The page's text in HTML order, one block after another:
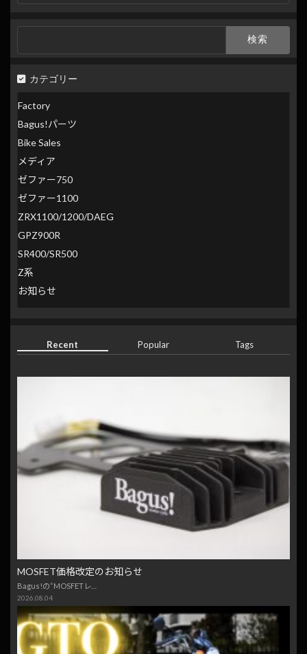
検
カテゴリー
Factory
Bagus!パーツ
Bike Sales
メディア
ゼファー750
ゼファー1100
ZRX1100/1200/DAEG
GPZ900R
SR400/SR500
Z系
お知らせ
Recent Popular Tags
MOSFET価格改定のお知らせ
Bagus!の“MOSFETレ…
2026.08.04